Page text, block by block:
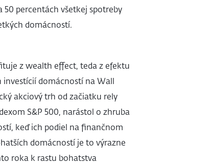
50 percentách všetkej spotreby
domácností.
z wealth effect, teda z efektu
investícií domácností na Wall
akciový trh od začiatku rely
S&P 500, narástol o zhruba
keď ich podiel na finančnom
domácností je to výrazne
roka k rastu bohatstva